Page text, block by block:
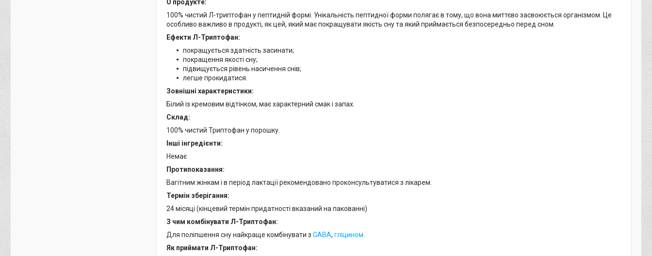
О продукте:
100% чистий Л-триптофан у пептидній формі. Унікальність пептидної форми полягає в тому, що вона миттєво засвоюється організмом. Це
особливо важливо в продукті, як цей, який має покращувати якість сну та який приймається безпосередньо перед сном.
Ефекти Л-Триптофан:
покращується здатність засинати;
покращення якості сну;
підвищується рівень насичення снів;
легше прокидатися.
Зовнішні характеристики:
Білий із кремовим відтінком, має характерний смак і запах.
Склад:
100% чистий Триптофан у порошку.
Інші інгредієнти:
Немає
Протипоказання:
Вагітним жінкам і в період лактації рекомендовано проконсультуватися з лікарем.
Термін зберігання:
24 місяці (кінцевий термін придатності вказаний на пакованні)
З чим комбінувати Л-Триптофан:
Для поліпшення сну найкраще комбінувати з GABA, гліцином
Як приймати Л-Триптофан: